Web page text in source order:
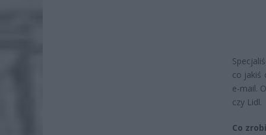
co jakiś
e-mail.
czy Lidl.
Co